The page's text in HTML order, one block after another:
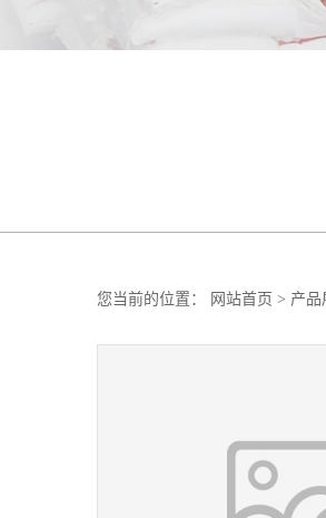
您当前的位置： 网站首页 > 产品